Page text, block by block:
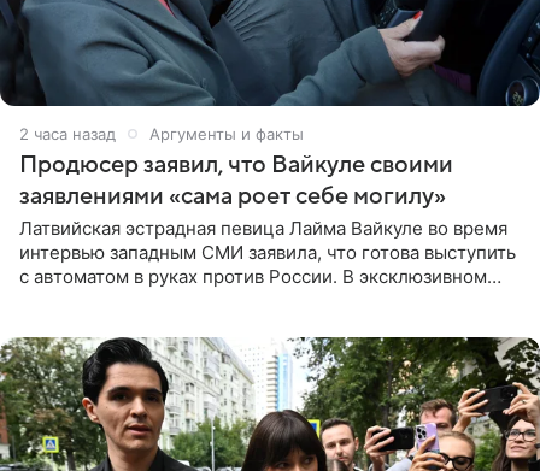
2 часа назад Аргументы и факты
Продюсер заявил, что Вайкуле своими
заявлениями «сама роет себе могилу»
Латвийская эстрадная певица Лайма Вайкуле во время
интервью западным СМИ заявила, что готова выступить
с автоматом в руках против России. В эксклюзивном